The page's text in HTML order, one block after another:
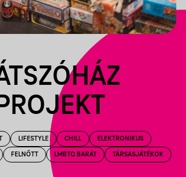
LIFESTYLE CHILL ELEKTRONIKUS
FELNŐTT LMBTQ BARÁT TÁRSASJÁTÉKOK